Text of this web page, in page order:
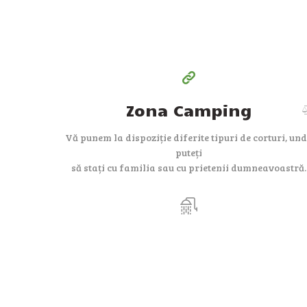
Zona Camping
Vă punem la dispoziție diferite tipuri de corturi,
puteți
să stați cu familia sau cu prietenii dumneavoastră.